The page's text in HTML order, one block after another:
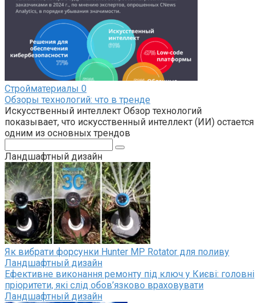
Стройматериалы 0
Обзоры технологий: что в тренде
Искусственный интеллект Обзор технологий
показывает, что искусственный интеллект (ИИ) остается
одним из основных трендов
Ландшафтный дизайн
Як вибрати форсунки Hunter MP Rotator для поливу
Ландшафтный дизайн
Ефективне виконання ремонту під ключ у Києві: головні
пріоритети, які слід обов’язково враховувати
Ландшафтный дизайн